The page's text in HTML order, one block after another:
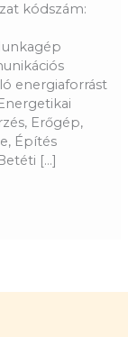
kódszám:
energiaforrást
Erőgép,
Építés
[…]